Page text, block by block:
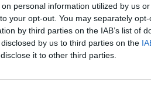
personal information utilized by us
your opt-out. You may separately
by third parties on the IAB’s list of
by us to third parties on the
it to other third parties.
las malas
físico repercute
contribuye
que se cuelgan